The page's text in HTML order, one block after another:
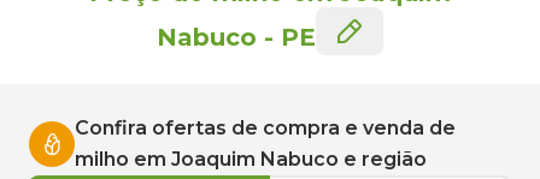
Nabuco - PE
Confira ofertas de compra e venda de
milho em Joaquim Nabuco e região